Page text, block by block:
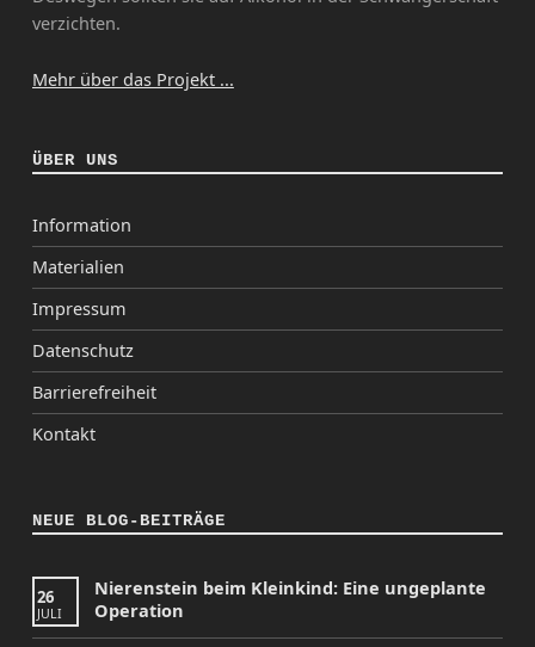
verzichten.
Mehr über das Projekt ...
ÜBER UNS
Information
Materialien
Impressum
Datenschutz
Barrierefreiheit
Kontakt
NEUE BLOG-BEITRÄGE
26
JULI
Nierenstein beim Kleinkind: Eine ungeplante
Operation